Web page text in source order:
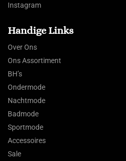
Instagram
Handige Links
Over Ons
Ons Assortiment
BH’s
Ondermode
Nachtmode
Badmode
Sportmode
Accessoires
Sale